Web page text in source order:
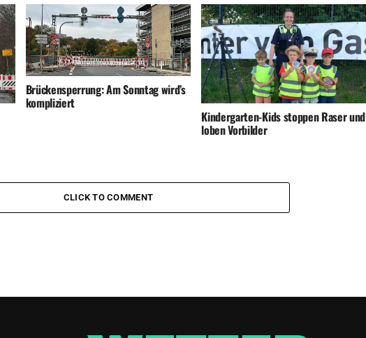
Brückensperrung: Am Sonntag wird’s
kompliziert
Kindergarten-Kids stoppen Raser und
loben Vorbilder
CLICK TO COMMENT